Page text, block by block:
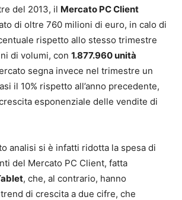
del 2013, il Mercato PC Client
di oltre 760 milioni di euro, in calo di
rispetto allo stesso trimestre
di volumi, con 1.877.960 unità
segna invece nel trimestre un
il 10% rispetto all’anno precedente,
esponenziale delle vendite di
analisi si è infatti ridotta la spesa di
del Mercato PC Client, fatta
, che, al contrario, hanno
di crescita a due cifre, che